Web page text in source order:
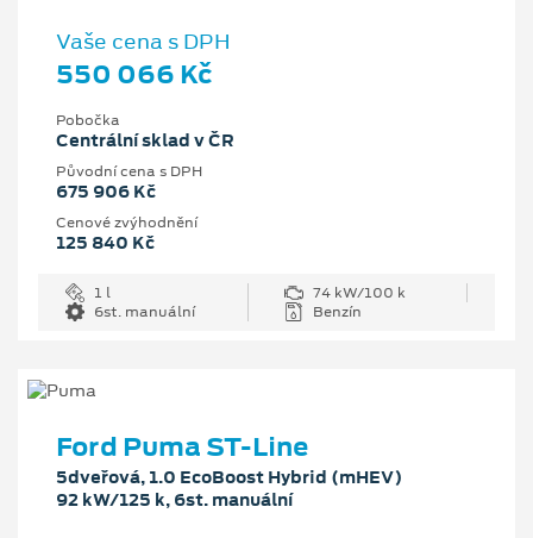
Vaše cena s DPH
550 066 Kč
Pobočka
Centrální sklad v ČR
Původní cena s DPH
675 906 Kč
Cenové zvýhodnění
125 840 Kč
1 l
74 kW/100 k
6st. manuální
Benzín
Ford Puma ST-Line
5dveřová, 1.0 EcoBoost Hybrid (mHEV)
92 kW/125 k, 6st. manuální